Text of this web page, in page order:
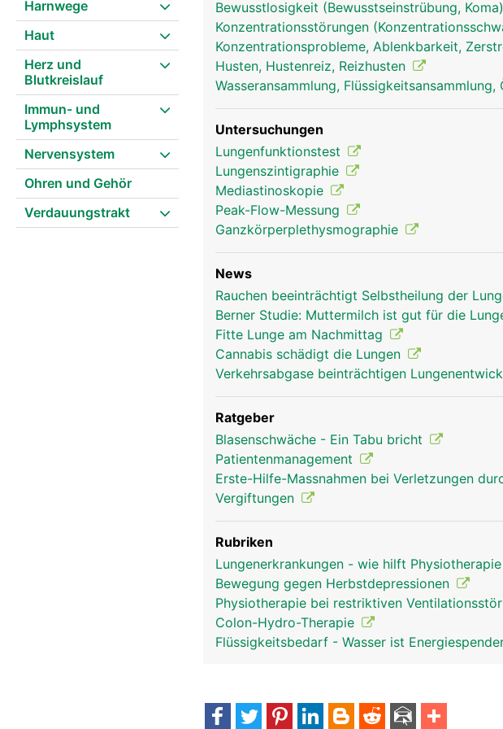
Harnwege
Haut
Herz und
Blutkreislauf
Immun- und
Lymphsystem
Nervensystem
Ohren und Gehör
Verdauungstrakt
Lunge Frau
Bewusstlosigkeit (Bewusstseinstrübung, Koma)
Konzentrationsstörungen
Konzentrationsprobleme, Ablenkbarkeit,
Husten, Hustenreiz, Reizhusten
Wasseransammlung,
Untersuchungen
Lungenfunktionstest
Lungenszintigraphie
Mediastinoskopie
Peak-Flow-Messung
Ganzkörperplethysmographie
News
Rauchen beeinträchtigt Selbstheilung der
Berner Studie: Muttermilch ist gut für die
Fitte Lunge am Nachmittag
Cannabis schädigt die Lungen
Verkehrsabgase beinträchtigen
Ratgeber
Blasenschwäche - Ein Tabu bricht
Patientenmanagement
Erste-Hilfe-Massnahmen bei Verletzungen
Vergiftungen
Rubriken
Lungenerkrankungen - wie hilft Physiotherapie
Bewegung gegen Herbstdepressionen
Physiotherapie bei restriktiven
Colon-Hydro-Therapie
Flüssigkeitsbedarf - Wasser ist